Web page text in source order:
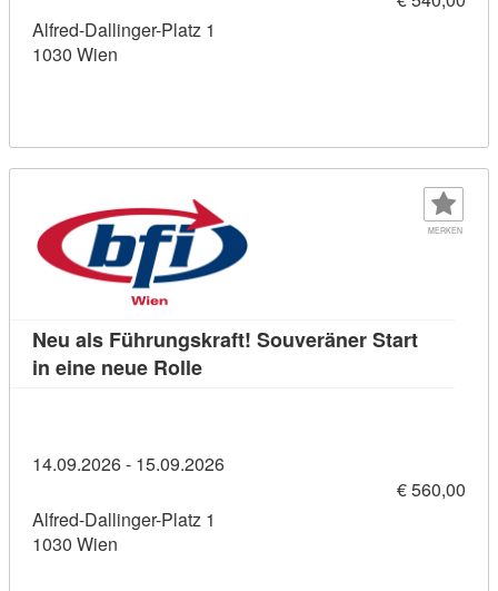
Alfred-Dallinger-Platz 1
1030 Wien
MERKEN
Neu als Führungskraft! Souveräner Start
in eine neue RolleKursdetail: Neu als Führungskraft!
14.09.2026 - 15.09.2026
€ 560,00
Alfred-Dallinger-Platz 1
1030 Wien